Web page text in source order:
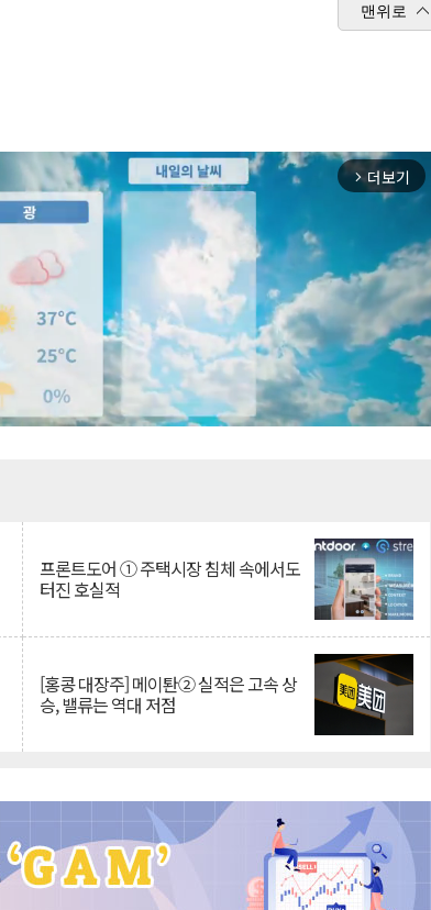
맨위로
arrow_forward_ios 더보기
프론트도어 ① 주택시장 침체 속에서도
터진 호실적
[홍콩 대장주] 메이퇀② 실적은 고속 상
승, 밸류는 역대 저점